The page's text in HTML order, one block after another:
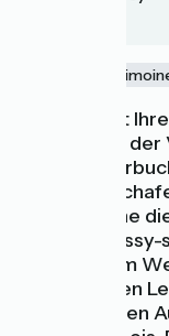
Weiter geht
Treidelpfad
einem
grasende
Blumen, ohne
lebhafte
Sie auf Ihrem
zu den Felsen
spektakulären